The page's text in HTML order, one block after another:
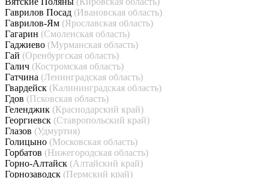
Гаврилов Посад (Ивановская область)
Гаврилов-Ям (Ярославская область)
Гагарин (Смоленская область)
Гаджиево (Мурманская область)
Гай (Оренбургская область)
Галич (Костромская область)
Гатчина (Ленинградская область)
Гвардейск (Калининградская область)
Гдов (Псковская область)
Геленджик (Краснодарский край)
Георгиевск (Ставропольский край)
Глазов (Удмуртия)
Голицыно (Московская область)
Горбатов (Нижегородская область)
Горно-Алтайск (Алтайский край)
Горнозаводск (Пермский край)